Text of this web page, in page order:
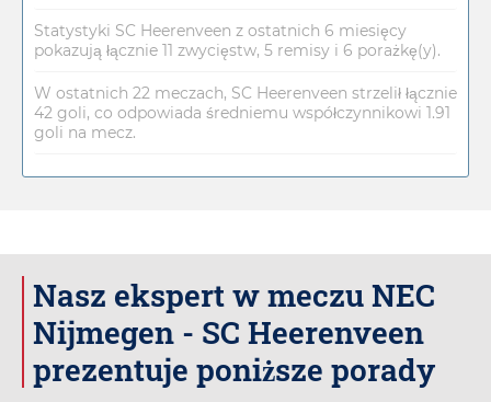
Statystyki SC Heerenveen z ostatnich 6 miesięcy
pokazują łącznie 11 zwycięstw, 5 remisy i 6 porażkę(y).
W ostatnich 22 meczach, SC Heerenveen strzelił łącznie
42 goli, co odpowiada średniemu współczynnikowi 1.91
goli na mecz.
Nasz ekspert w meczu NEC
Nijmegen - SC Heerenveen
prezentuje poniższe porady